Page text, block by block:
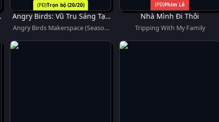
Trọn bộ (20/20)
Angry Birds: Vũ Trụ Sáng Tạo
(Phần 3)
Angry Birds Makerspace (Season
Phim Lẻ
Nhà Mình Đi Thôi
Tripping With My Family